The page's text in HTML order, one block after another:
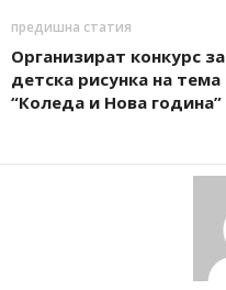
предишна статия
Организират конкурс за
детска рисунка на тема
“Коледа и Нова година”